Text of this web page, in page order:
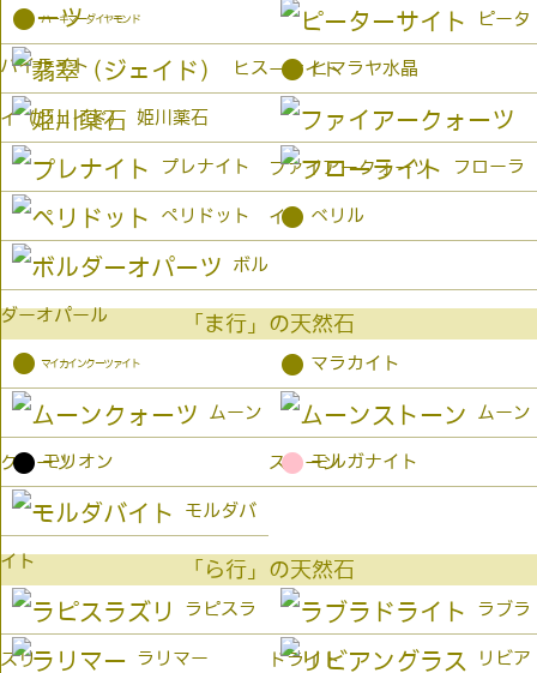
パイライト
● ハーキマーダイヤモンド ピータ
ーサイト
ヒス
イ（ジェイド）
● ヒマラヤ水晶
姫川薬石
ファイアークォーツ
プレナイト フローラ
イト
ペリドット ● ベリル
ボル
ダーオパール 「ま行」の天然石
● マイカインクーツァイト ● マラカイト
ムーン
クォーツ
ムーン
ストーン
● モリオン ● モルガナイト
モルダバ
イト 「ら行」の天然石
ラピスラ
ズリ
ラブラ
ドライト
ラリマー リビア